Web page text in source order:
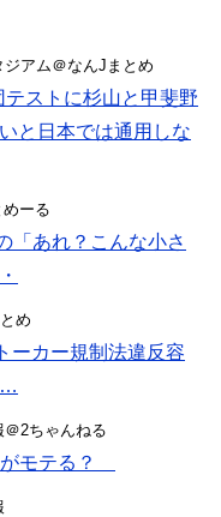
アム＠なんJまとめ
ストに杉山と甲斐野
と日本では通用しな
ーる
「あれ？こんな小さ
め
ーカー規制法違反容
…
2ちゃんねる
がモテる？